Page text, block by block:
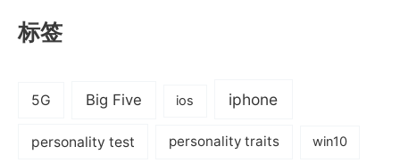
标签
5G Big Five ios iphone
personality test personality traits win10